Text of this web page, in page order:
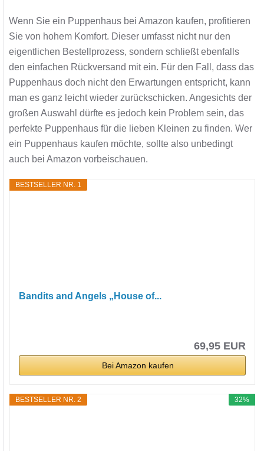
Wenn Sie ein Puppenhaus bei Amazon kaufen, profitieren
Sie von hohem Komfort. Dieser umfasst nicht nur den
eigentlichen Bestellprozess, sondern schließt ebenfalls
den einfachen Rückversand mit ein. Für den Fall, dass das
Puppenhaus doch nicht den Erwartungen entspricht, kann
man es ganz leicht wieder zurückschicken. Angesichts der
großen Auswahl dürfte es jedoch kein Problem sein, das
perfekte Puppenhaus für die lieben Kleinen zu finden. Wer
ein Puppenhaus kaufen möchte, sollte also unbedingt
auch bei Amazon vorbeischauen.
BESTSELLER NR. 1
Bandits and Angels „House of...
69,95 EUR
Bei Amazon kaufen
32%
BESTSELLER NR. 2